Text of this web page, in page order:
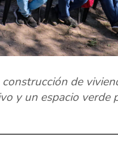
de
y un espacio verde